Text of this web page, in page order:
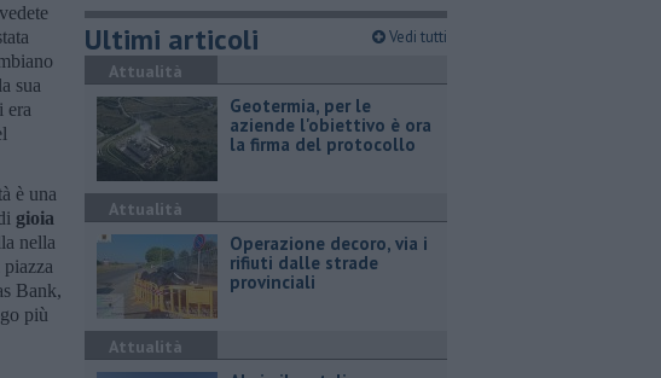
sua
era
è una
gioia
nella
Bank,
più
Ultimi articoli Vedi tutti
Attualità
Geotermia, per le
aziende l'obiettivo è ora
la firma del protocollo
Attualità
Operazione decoro, via i
rifiuti dalle strade
provinciali
Attualità